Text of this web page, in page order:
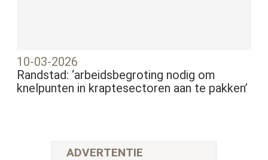
10-03-2026
Randstad: ‘arbeidsbegroting nodig om
knelpunten in kraptesectoren aan te pakken’
ADVERTENTIE